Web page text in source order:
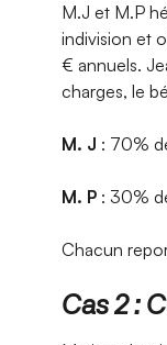
M.J et M.P
indivision et
€ annuels.
charges, le
M. J : 70%
M. P: 30%
Chacun
Cas 2 :